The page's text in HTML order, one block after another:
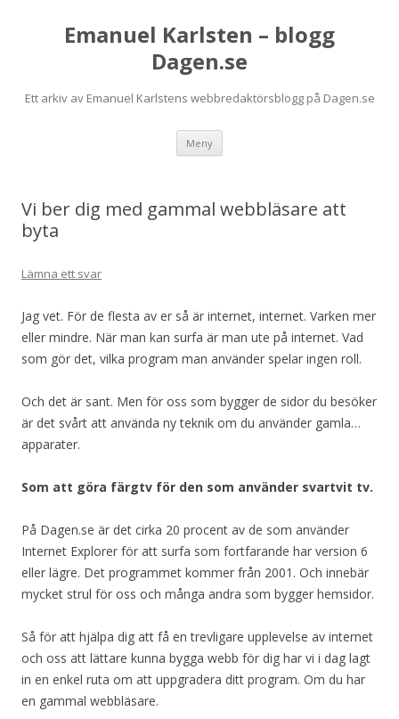
Emanuel Karlsten – blogg
Dagen.se
Ett arkiv av Emanuel Karlstens webbredaktörsblogg på Dagen.se
Meny
Vi ber dig med gammal webbläsare att
byta
Lämna ett svar
Jag vet. För de flesta av er så är internet, internet. Varken mer
eller mindre. När man kan surfa är man ute på internet. Vad
som gör det, vilka program man använder spelar ingen roll.
Och det är sant. Men för oss som bygger de sidor du besöker
är det svårt att använda ny teknik om du använder gamla…
apparater.
Som att göra färgtv för den som använder svartvit tv.
På Dagen.se är det cirka 20 procent av de som använder
Internet Explorer för att surfa som fortfarande har version 6
eller lägre. Det programmet kommer från 2001. Och innebär
mycket strul för oss och många andra som bygger hemsidor.
Så för att hjälpa dig att få en trevligare upplevelse av internet
och oss att lättare kunna bygga webb för dig har vi i dag lagt
in en enkel ruta om att uppgradera ditt program. Om du har
en gammal webbläsare.